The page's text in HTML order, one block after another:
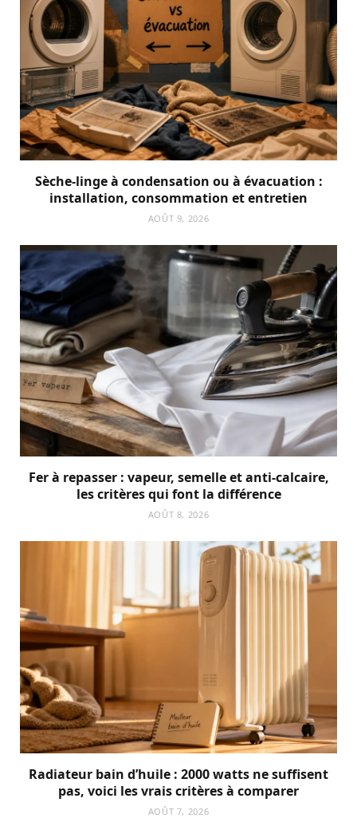
Sèche-linge à condensation ou à évacuation :
installation, consommation et entretien
AOÛT 9, 2026
Fer à repasser : vapeur, semelle et anti-calcaire,
les critères qui font la différence
AOÛT 8, 2026
Radiateur bain d’huile : 2000 watts ne suffisent
pas, voici les vrais critères à comparer
AOÛT 7, 2026